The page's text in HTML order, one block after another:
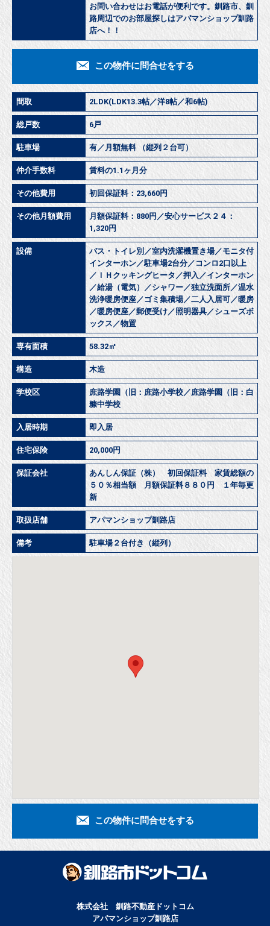
お問い合わせはお電話が便利です。釧路市、釧
路周辺でのお部屋探しはアパマンショップ釧路
店へ！！
この物件に問合せをする
間取 2LDK(LDK13.3帖／洋8帖／和6帖)
総戸数 6戸
駐車場 有／月額無料 （縦列２台可）
仲介手数料 賃料の1.1ヶ月分
その他費用 初回保証料：23,660円
その他月額費用
月額保証料：880円／安心サービス２４：
1,320円
設備
バス・トイレ別／室内洗濯機置き場／モニタ付
インターホン／駐車場2台分／コンロ2口以上
／ＩＨクッキングヒータ／押入／インターホン
／給湯（電気）／シャワー／独立洗面所／温水
洗浄暖房便座／ゴミ集積場／二人入居可／暖房
／暖房便座／郵便受け／照明器具／シューズボ
ックス／物置
専有面積 58.32㎡
構造 木造
学校区
庶路学園（旧：庶路小学校／庶路学園（旧：白
糠中学校
入居時期 即入居
住宅保険 20,000円
保証会社
あんしん保証（株） 初回保証料 家賃総額の
５０％相当額 月額保証料８８０円 １年毎更
新
取扱店舗 アパマンショップ釧路店
備考 駐車場２台付き（縦列）
この物件に問合せをする
株式会社 釧路不動産ドットコム
アパマンショップ釧路店